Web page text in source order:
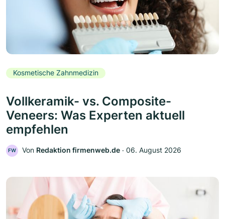
Kosmetische Zahnmedizin
Vollkeramik- vs. Composite-
Veneers: Was Experten aktuell
empfehlen
FW Von Redaktion firmenweb.de ‧ 06. August 2026